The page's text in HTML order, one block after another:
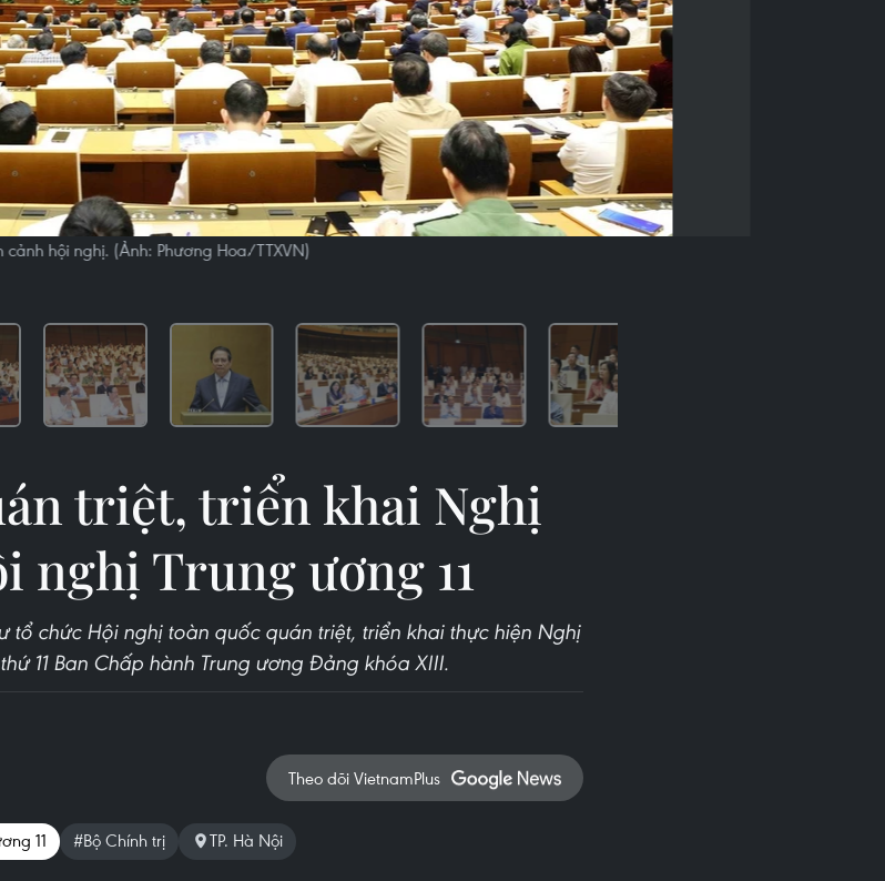
cảnh hội nghị. (Ảnh: Phương Hoa/TTXVN)
triệt, triển khai Nghị
nghị Trung ương 11
tổ chức Hội nghị toàn quốc quán triệt, triển khai thực hiện Nghị
11 Ban Chấp hành Trung ương Đảng khóa XIII.
Theo dõi VietnamPlus
11 #Bộ Chính trị TP. Hà Nội